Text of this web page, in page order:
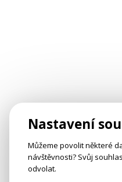
Nastavení
Můžeme povolit některé
návštěvnosti? Svůj
odvolat.